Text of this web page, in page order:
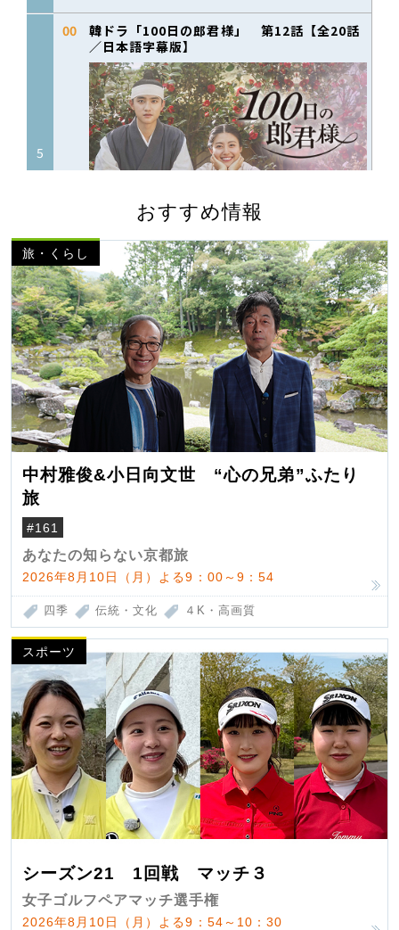
おすすめ情報
旅・くらし
中村雅俊&小日向文世 “心の兄弟”ふたり
旅
#161
あなたの知らない京都旅
2026年8月10日（月）よる9：00～9：54
四季 伝統・文化 ４K・高画質
スポーツ
シーズン21 1回戦 マッチ３
女子ゴルフペアマッチ選手権
2026年8月10日（月）よる9：54～10：30